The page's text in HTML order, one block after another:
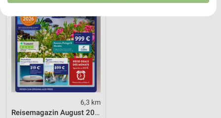
6,3 km
Reisemagazin August 2026
Website/App.
Partnerliste anzeigen (1 IAB-Anbieter)
Wir nutzen Ihre Daten für folgende Zwecke:
IAB-Verarbeitungszwecke:
Speichern von oder Zugriff auf Informationen
auf einem Endgerät
Verwendung reduzierter Daten zur Auswahl von
Werbeanzeigen